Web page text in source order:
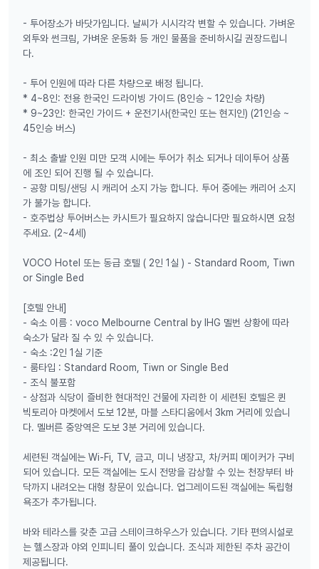
- 투어장소가 바닷가입니다. 날씨가 시시각각 변할 수 있습니다. 가벼운
외투와 썬크림, 가벼운 운동화 등 개인 물품을 준비하시길 권장드립니
다.
- 투어 인원에 따라 다른 차량으로 배정 됩니다.
* 4~8인: 전용 한국인 드라이빙 가이드 (8인승 ~ 12인승 차량)
* 9~23인: 한국인 가이드 + 운전기사(한국인 또는 현지인) (21인승 ~
45인승 버스)
- 최소 출발 인원 미만 모객 시에는 투어가 취소 되거나 데이투어 상품
에 조인 되어 진행 될 수 있습니다.
- 공항 미팅/샌딩 시 캐리어 소지 가능 합니다. 투어 중에는 캐리어 소지
가 불가능 합니다.
- 호주법상 투어버스는 카시트가 필요하지 않습니다만 필요하시면 요청
주세요. (2~4세)
VOCO Hotel 또는 동급 호텔 ( 2인 1실 ) - Standard Room, Tiwn
or Single Bed
[호텔 안내]
- 숙소 이름 : voco Melbourne Central by IHG 멜번 상황에 따라
숙소가 달라 질 수 있 수 있습니다.
- 숙소 :2인 1실 기준
- 룸타입 : Standard Room, Tiwn or Single Bed
- 조식 불포함
- ​상점과 식당이 즐비한 현대적인 건물에 자리한 이 세련된 호텔은 퀸
빅토리아 마켓에서 도보 12분, 마블 스타디움에서 3km 거리에 있습니
다. 멜버른 중앙역은 도보 3분 거리에 있습니다.
세련된 객실에는 Wi-Fi, TV, 금고, 미니 냉장고, 차/커피 메이커가 구비
되어 있습니다. 모든 객실에는 도시 전망을 감상할 수 있는 천장부터 바
닥까지 내려오는 대형 창문이 있습니다. 업그레이드된 객실에는 독립형
욕조가 추가됩니다.
바와 테라스를 갖춘 고급 스테이크하우스가 있습니다. 기타 편의시설로
는 헬스장과 야외 인피니티 풀이 있습니다. 조식과 제한된 주차 공간이
제공됩니다.